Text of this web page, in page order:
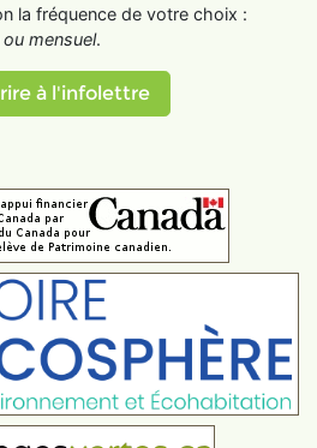
la fréquence de votre choix :
mensuel.
à l'infolettre